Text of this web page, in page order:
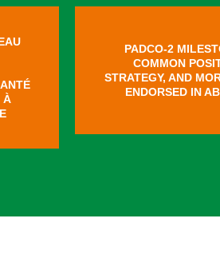
À
PADCO-2
COMMON
STRATEGY, AND
ENDORSED IN